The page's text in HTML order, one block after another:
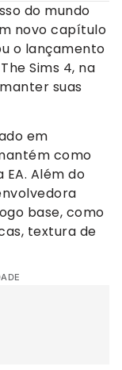
do mundo
novo capítulo
o lançamento
Sims 4, na
suas
em
como
EA. Além do
base, como
textura de